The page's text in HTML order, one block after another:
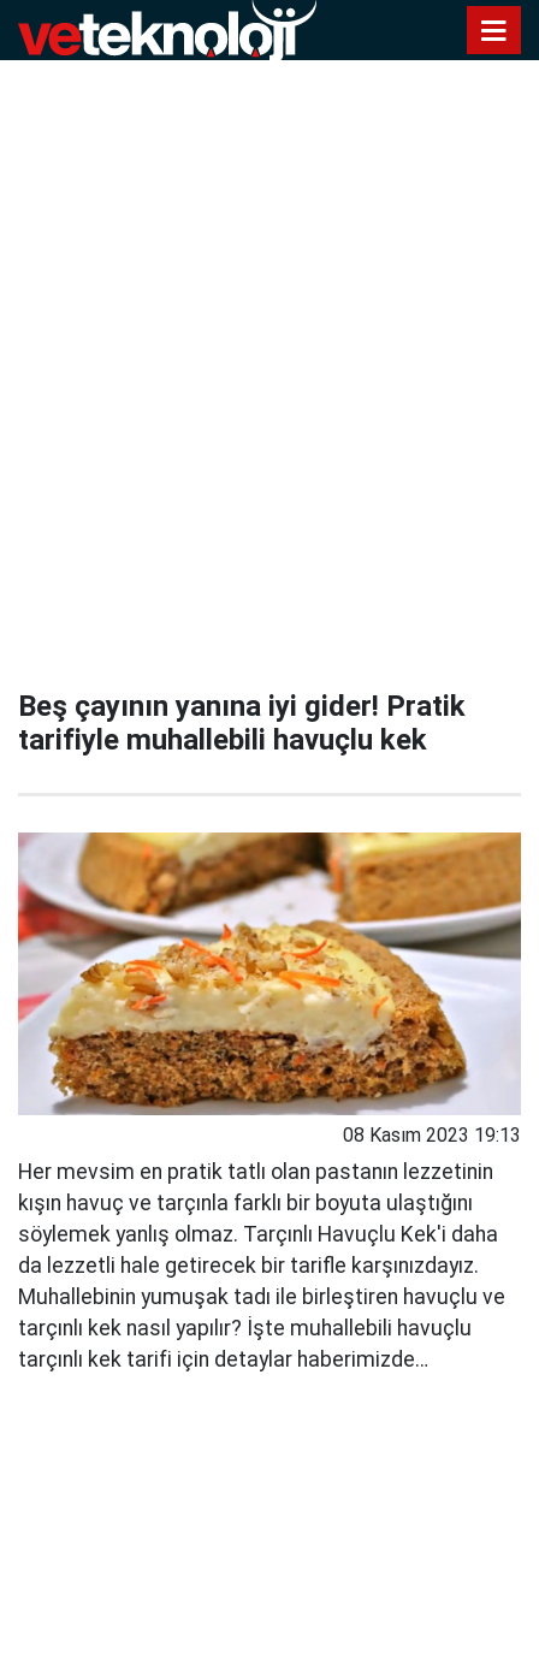
Beş çayının yanına iyi gider! Pratik
tarifiyle muhallebili havuçlu kek
08 Kasım 2023 19:13
Her mevsim en pratik tatlı olan pastanın lezzetinin
kışın havuç ve tarçınla farklı bir boyuta ulaştığını
söylemek yanlış olmaz. Tarçınlı Havuçlu Kek'i daha
da lezzetli hale getirecek bir tarifle karşınızdayız.
Muhallebinin yumuşak tadı ile birleştiren havuçlu ve
tarçınlı kek nasıl yapılır? İşte muhallebili havuçlu
tarçınlı kek tarifi için detaylar haberimizde…